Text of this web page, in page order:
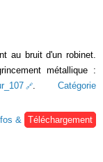
au bruit d'un robinet.
métallique :
. Catégorie
&
Téléchargement